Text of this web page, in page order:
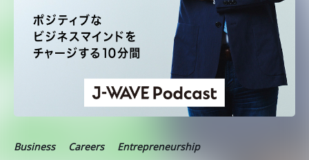
Business Careers Entrepreneurship